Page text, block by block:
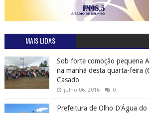
MAIS LIDAS
Sob forte comoção pequena
na manhã desta quarta-feira
Casado
julho 06, 2016 0
Prefeitura de Olho D'Água do